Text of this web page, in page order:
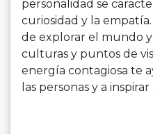
personalidad se
curiosidad y la
de explorar el mundo
culturas y puntos de
energía contagiosa te
las personas y a